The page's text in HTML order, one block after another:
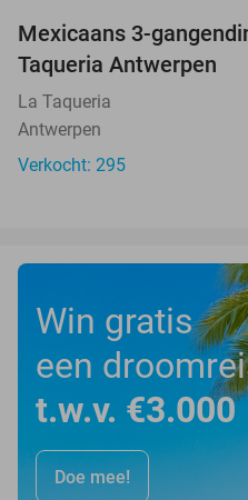
Mexicaans 3-
Taqueria Antwerpen
La Taqueria
Antwerpen
Verkocht: 295
Win gratis
een
t.w.v. €3.000
Doe mee!